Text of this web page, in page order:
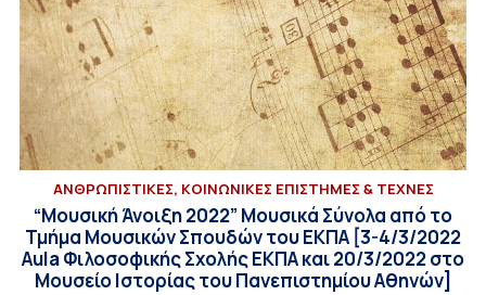
ΑΝΘΡΩΠΙΣΤΙΚΕΣ, ΚΟΙΝΩΝΙΚΕΣ ΕΠΙΣΤΗΜΕΣ & ΤΕΧΝΕΣ
“Μουσική Άνοιξη 2022” Μουσικά Σύνολα από το
Τμήμα Μουσικών Σπουδών του ΕΚΠΑ [3-4/3/2022
Aula Φιλοσοφικής Σχολής ΕΚΠΑ και 20/3/2022 στο
Μουσείο Ιστορίας του Πανεπιστημίου Αθηνών]